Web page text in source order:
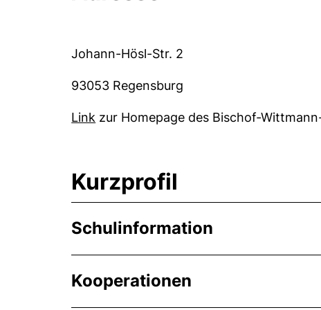
Johann-Hösl-Str. 2
93053 Regensburg
Link (externer Link, öffnet neues Fenster)
zur Homepage des Bischof-
Kurzprofil
Schulinformation
Kooperationen